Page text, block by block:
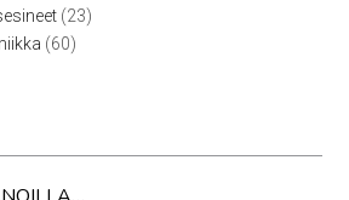
2323
6060